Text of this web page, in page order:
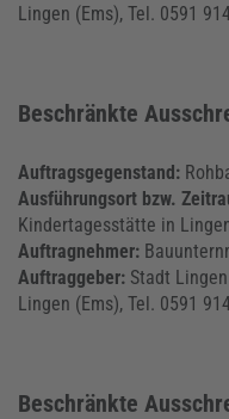
Lingen (Ems), Tel. 0591
Beschränkte
Auftragsgegenstand:
Ausführungsort bzw.
Kindertagesstätte in
Auftragnehmer:
Auftraggeber: Stadt
Lingen (Ems), Tel. 0591
Beschränkte